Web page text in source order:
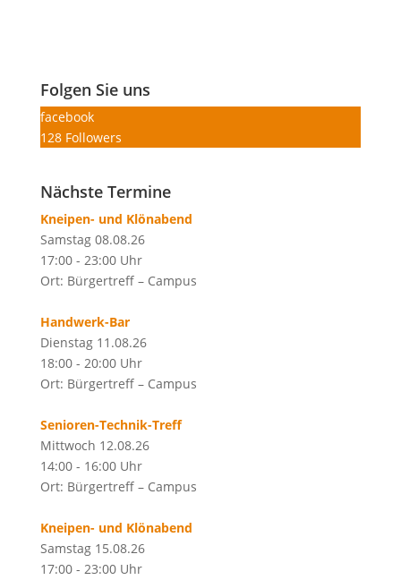
Folgen Sie uns
facebook
128 Followers
Nächste Termine
Kneipen- und Klönabend
Samstag 08.08.26
17:00 - 23:00 Uhr
Ort: Bürgertreff – Campus
Handwerk-Bar
Dienstag 11.08.26
18:00 - 20:00 Uhr
Ort: Bürgertreff – Campus
Senioren-Technik-Treff
Mittwoch 12.08.26
14:00 - 16:00 Uhr
Ort: Bürgertreff – Campus
Kneipen- und Klönabend
Samstag 15.08.26
17:00 - 23:00 Uhr